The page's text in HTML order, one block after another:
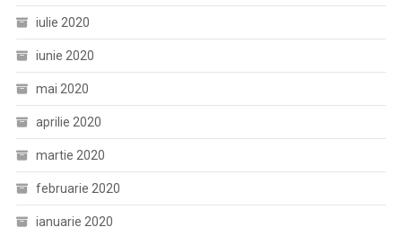
iulie 2020
iunie 2020
mai 2020
aprilie 2020
martie 2020
februarie 2020
ianuarie 2020